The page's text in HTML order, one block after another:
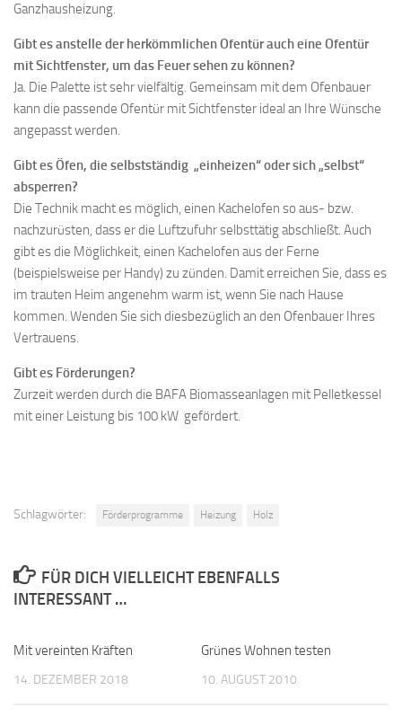
Ganzhausheizung.
Gibt es anstelle der herkömmlichen Ofentür auch eine Ofentür
mit Sichtfenster, um das Feuer sehen zu können?
Ja. Die Palette ist sehr vielfältig. Gemeinsam mit dem Ofenbauer
kann die passende Ofentür mit Sichtfenster ideal an Ihre Wünsche
angepasst werden.
Gibt es Öfen, die selbstständig „einheizen“ oder sich „selbst“
absperren?
Die Technik macht es möglich, einen Kachelofen so aus- bzw.
nachzurüsten, dass er die Luftzufuhr selbsttätig abschließt. Auch
gibt es die Möglichkeit, einen Kachelofen aus der Ferne
(beispielsweise per Handy) zu zünden. Damit erreichen Sie, dass es
im trauten Heim angenehm warm ist, wenn Sie nach Hause
kommen. Wenden Sie sich diesbezüglich an den Ofenbauer Ihres
Vertrauens.
Gibt es Förderungen?
Zurzeit werden durch die BAFA Biomasseanlagen mit Pelletkessel
mit einer Leistung bis 100 kW gefördert.
Schlagwörter: Förderprogramme Heizung Holz
FÜR DICH VIELLEICHT EBENFALLS
INTERESSANT …
Mit vereinten Kräften
14. DEZEMBER 2018
Grünes Wohnen testen
10. AUGUST 2010